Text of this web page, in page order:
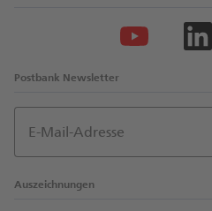
Postbank Newsletter
E-Mail-Adresse
Auszeichnungen